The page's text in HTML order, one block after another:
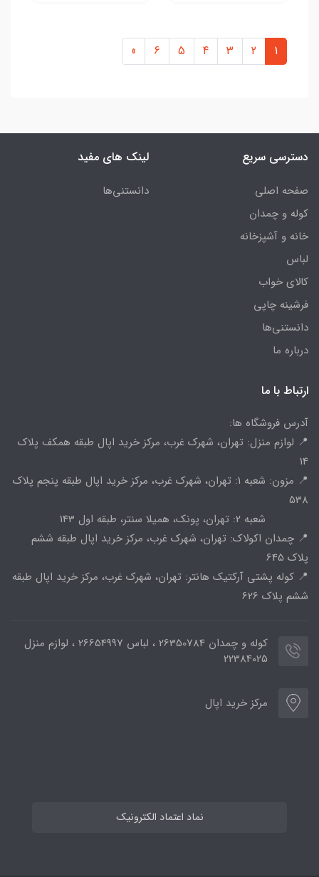
1
2
3
4
5
6
»
دسترسی سریع
صفحه اصلی
کوله و چمدان
خانه و آشپزخانه
لباس
کالای خواب
فرشینه چاپی
دانستنی‌ها
درباره ما
لینک های مفید
دانستنی‌ها
ارتباط با ما
آدرس فروشگاه ها:
📍 لوازم منزل: تهران، شهرک غرب، مرکز خرید اپال طبقه همکف پلاک
14
📍 مزون: شعبه 1: تهران، شهرک غرب، مرکز خرید اپال طبقه پنجم پلاک
538
شعبه 2: تهران، پونک، همیلا سنتر، طبقه اول 143
📍 چمدان اکولاک: تهران، شهرک غرب، مرکز خرید اپال طبقه ششم
پلاک 645
📍 کوله پشتی آرکتیک هانتر: تهران، شهرک غرب، مرکز خرید اپال طبقه
ششم پلاک 626
کوله و چمدان 26350784 ، لباس 26654997 ، لوازم منزل
22384025
مرکز خرید اپال
نماد اعتماد الکترونیک